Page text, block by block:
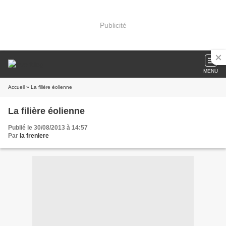
Publicité
MENU
Accueil » La filière éolienne
La filière éolienne
Publié le 30/08/2013 à 14:57
Par la freniere